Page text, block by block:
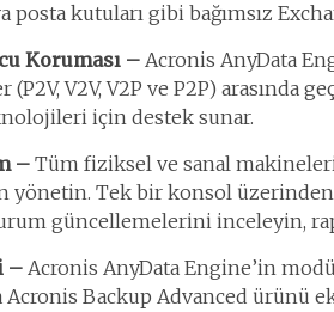
posta kutuları gibi bağımsız
Koruması – Acronis AnyData
V2V, V2P ve P2P) arasında
için destek sunar.
– Tüm fiziksel ve sanal
yönetin. Tek bir konsol
güncellemelerini inceleyin,
– Acronis AnyData Engine’in
Acronis Backup Advanced ürünü